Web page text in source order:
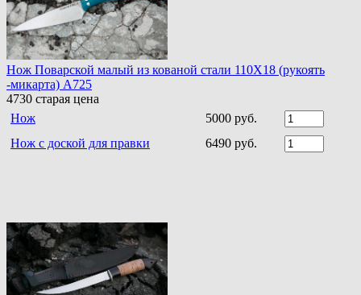
Нож Поварской малый из кованой стали 110Х18 (рукоять
-микарта) A725
4730 старая цена
Нож
5000 руб.
Нож с доской для правки
6490 руб.